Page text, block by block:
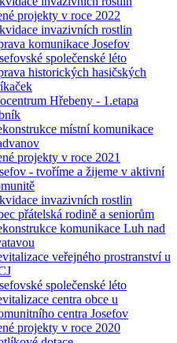
projekty v roce 2022
invazivních rostlin
komunikace Josefov
společenské léto
historických hasičských
Hřebeny - 1.etapa
místní komunikace
projekty v roce 2021
- tvoříme a žijeme v aktivní
invazivních rostlin
přátelská rodině a seniorům
komunikace Luh nad
veřejného prostranství u
společenské léto
centra obce u
centra Josefov
projekty v roce 2020